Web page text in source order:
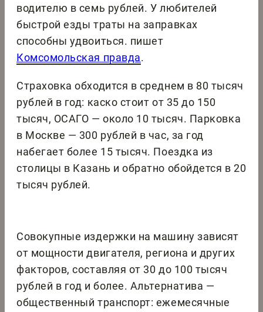
водителю в семь рублей. У любителей
быстрой езды траты на заправках
способны удвоиться. пишет
Комсомольская правда.
Страховка обходится в среднем в 80 тысяч
рублей в год: каско стоит от 35 до 150
тысяч, ОСАГО — около 10 тысяч. Парковка
в Москве — 300 рублей в час, за год
набегает более 15 тысяч. Поездка из
столицы в Казань и обратно обойдется в 20
тысяч рублей.
Совокупные издержки на машину зависят
от мощности двигателя, региона и других
факторов, составляя от 30 до 100 тысяч
рублей в год и более. Альтернатива —
общественный транспорт: ежемесячные